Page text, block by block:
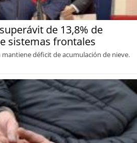
de 13,8% de
sistemas frontales
mantiene déficit de acumulación de nieve.